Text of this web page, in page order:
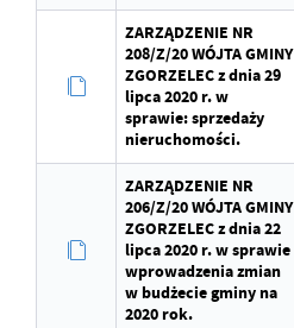
ZARZĄDZENIE NR
208/Z/20 WÓJTA GMINY
ZGORZELEC z dnia 29
lipca 2020 r. w
sprawie: sprzedaży
nieruchomości.
ZARZĄDZENIE NR
206/Z/20 WÓJTA GMINY
ZGORZELEC z dnia 22
lipca 2020 r. w sprawie
wprowadzenia zmian
w budżecie gminy na
2020 rok.